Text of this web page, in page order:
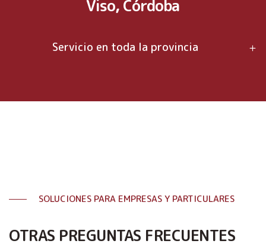
Viso, Córdoba
Servicio en toda la provincia
SOLUCIONES PARA EMPRESAS Y PARTICULARES
OTRAS PREGUNTAS FRECUENTES